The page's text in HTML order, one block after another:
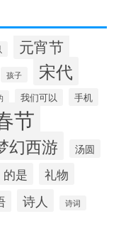
元宵节
孩子 宋代
我们可以 手机
节
幻西游 汤圆
的是 礼物
诗人 诗词